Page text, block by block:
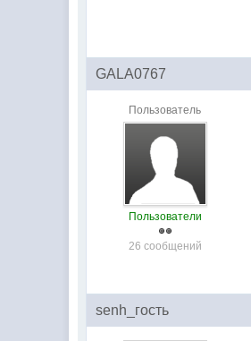
GALA0767
Пользователь
Пользователи
26 сообщений
senh_гость